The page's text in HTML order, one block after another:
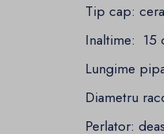
Tip cap:
Inaltime: 15
Lungime
Diametru
Perlator: